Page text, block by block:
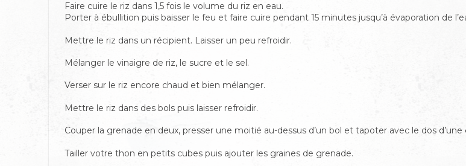
Faire cuire le riz dans 1,5 fois le volume du riz en eau.
Porter à ébullition puis baisser le feu et faire cuire pendant 15 minutes jusqu’à évaporation de
Mettre le riz dans un récipient. Laisser un peu refroidir.
Mélanger le vinaigre de riz, le sucre et le sel.
Verser sur le riz encore chaud et bien mélanger.
Mettre le riz dans des bols puis laisser refroidir.
Couper la grenade en deux, presser une moitié au-dessus d’un bol et tapoter avec le dos
Tailler votre thon en petits cubes puis ajouter les graines de grenade.